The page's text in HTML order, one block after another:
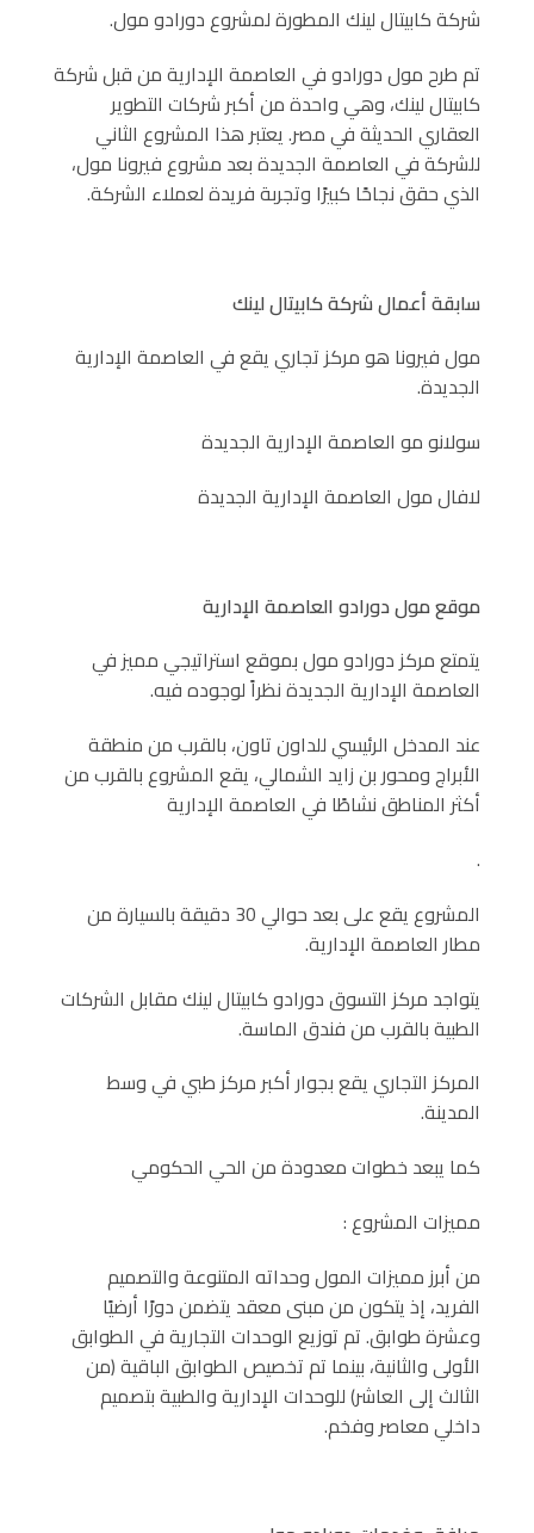
شركة كابيتال لينك المطورة لمشروع دورادو مول.
تم طرح مول دورادو في العاصمة الإدارية من قبل شركة
كابيتال لينك، وهي واحدة من أكبر شركات التطوير
العقاري الحديثة في مصر. يعتبر هذا المشروع الثاني
للشركة في العاصمة الجديدة بعد مشروع فيرونا مول،
الذي حقق نجاحًا كبيرًا وتجربة فريدة لعملاء الشركة.
سابقة أعمال شركة كابيتال لينك
مول فيرونا هو مركز تجاري يقع في العاصمة الإدارية
الجديدة.
سولانو مو العاصمة الإدارية الجديدة
لافال مول العاصمة الإدارية الجديدة
موقع مول دورادو العاصمة الإدارية
يتمتع مركز دورادو مول بموقع استراتيجي مميز في
العاصمة الإدارية الجديدة نظراً لوجوده فيه.
عند المدخل الرئيسي للداون تاون، بالقرب من منطقة
الأبراج ومحور بن زايد الشمالي، يقع المشروع بالقرب من
أكثر المناطق نشاطًا في العاصمة الإدارية
.
المشروع يقع على بعد حوالي 30 دقيقة بالسيارة من
مطار العاصمة الإدارية.
يتواجد مركز التسوق دورادو كابيتال لينك مقابل الشركات
الطبية بالقرب من فندق الماسة.
المركز التجاري يقع بجوار أكبر مركز طبي في وسط
المدينة.
كما يبعد خطوات معدودة من الحي الحكومي
مميزات المشروع :
من أبرز مميزات المول وحداته المتنوعة والتصميم
الفريد، إذ يتكون من مبنى معقد يتضمن دورًا أرضيًا
وعشرة طوابق. تم توزيع الوحدات التجارية في الطوابق
الأولى والثانية، بينما تم تخصيص الطوابق الباقية (من
الثالث إلى العاشر) للوحدات الإدارية والطبية بتصميم
داخلي معاصر وفخم.